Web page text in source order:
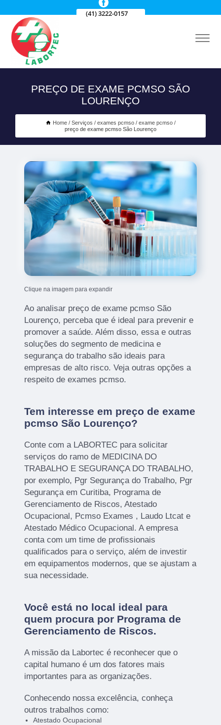
(41) 3222-0157
PREÇO DE EXAME PCMSO SÃO
LOURENÇO
Home Serviços exames pcmso
exame pcmso
preço de exame pcmso São Lourenço
Clique na imagem para expandir
Ao analisar preço de exame pcmso São
Lourenço, perceba que é ideal para prevenir e
promover a saúde. Além disso, essa e outras
soluções do segmento de medicina e
segurança do trabalho são ideais para
empresas de alto risco. Veja outras opções a
respeito de exames pcmso.
Tem interesse em preço de exame
pcmso São Lourenço?
Conte com a LABORTEC para solicitar
serviços do ramo de MEDICINA DO
TRABALHO E SEGURANÇA DO TRABALHO,
por exemplo, Pgr Segurança do Trabalho, Pgr
Segurança em Curitiba, Programa de
Gerenciamento de Riscos, Atestado
Ocupacional, Pcmso Exames , Laudo Ltcat e
Atestado Médico Ocupacional. A empresa
conta com um time de profissionais
qualificados para o serviço, além de investir
em equipamentos modernos, que se ajustam a
sua necessidade.
Você está no local ideal para
quem procura por Programa de
Gerenciamento de Riscos.
A missão da Labortec é reconhecer que o
capital humano é um dos fatores mais
importantes para as organizações.
Conhecendo nossa excelência, conheça
outros trabalhos como:
Atestado Ocupacional